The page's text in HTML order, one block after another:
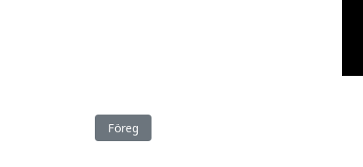
Föregående artikel: Elitloppsbiljetter på spel när
Föreg